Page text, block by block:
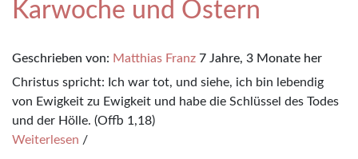
Karwoche und Ostern
Geschrieben von: Matthias Franz 7 Jahre, 3 Monate her
Christus spricht: Ich war tot, und siehe, ich bin lebendig
von Ewigkeit zu Ewigkeit und habe die Schlüssel des Todes
und der Hölle. (Offb 1,18)
Weiterlesen /